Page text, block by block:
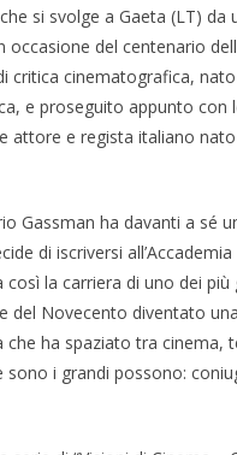
si svolge a Gaeta (LT) da
occasione del centenario
critica cinematografica,
e proseguito appunto con
attore e regista italiano
Gassman ha davanti a sé
di iscriversi all’Accademia
così la carriera di uno dei
del Novecento diventato
che ha spaziato tra cinema,
sono i grandi possono: